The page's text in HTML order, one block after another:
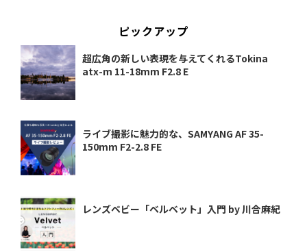
ピックアップ
超広角の新しい表現を与えてくれるTokina
atx-m 11-18mm F2.8 E
ライブ撮影に魅力的な、SAMYANG AF 35-
150mm F2-2.8 FE
レンズベビー「ベルベット」入門 by 川合麻紀